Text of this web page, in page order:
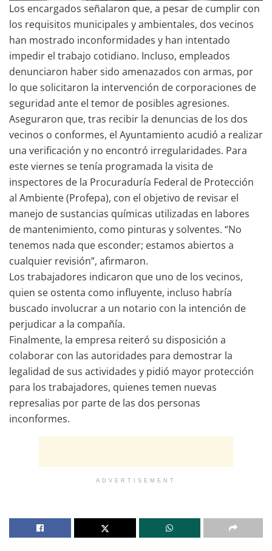
Los encargados señalaron que, a pesar de cumplir con
los requisitos municipales y ambientales, dos vecinos
han mostrado inconformidades y han intentado
impedir el trabajo cotidiano. Incluso, empleados
denunciaron haber sido amenazados con armas, por
lo que solicitaron la intervención de corporaciones de
seguridad ante el temor de posibles agresiones.
Aseguraron que, tras recibir la denuncias de los dos
vecinos o conformes, el Ayuntamiento acudió a realizar
una verificación y no encontró irregularidades. Para
este viernes se tenía programada la visita de
inspectores de la Procuraduría Federal de Protección
al Ambiente (Profepa), con el objetivo de revisar el
manejo de sustancias químicas utilizadas en labores
de mantenimiento, como pinturas y solventes. “No
tenemos nada que esconder; estamos abiertos a
cualquier revisión”, afirmaron.
Los trabajadores indicaron que uno de los vecinos,
quien se ostenta como influyente, incluso habría
buscado involucrar a un notario con la intención de
perjudicar a la compañía.
Finalmente, la empresa reiteró su disposición a
colaborar con las autoridades para demostrar la
legalidad de sus actividades y pidió mayor protección
para los trabajadores, quienes temen nuevas
represalias por parte de las dos personas
inconformes.
ADVERTISEMENT